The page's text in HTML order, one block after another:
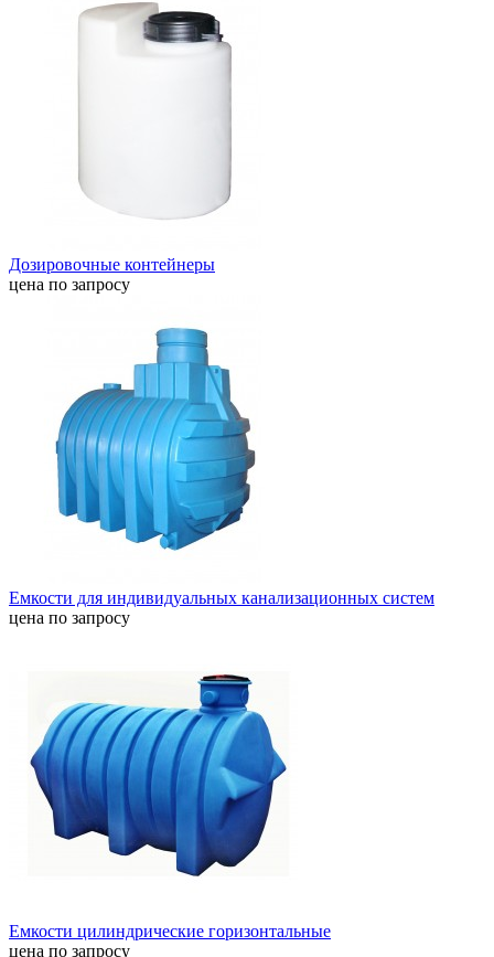
Дозировочные контейнеры
цена по запросу
Емкости для индивидуальных канализационных систем
цена по запросу
Емкости цилиндрические горизонтальные
цена по запросу